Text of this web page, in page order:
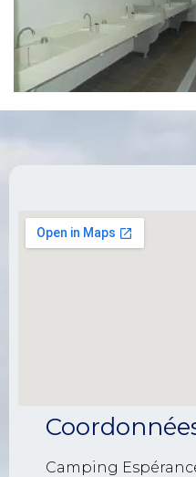
Camping